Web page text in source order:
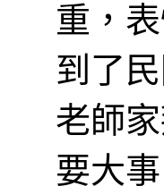
重，
到了
老師
要大